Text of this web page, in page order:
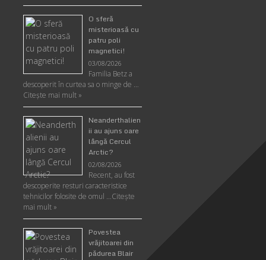
O sferă
misterioasă cu
patru poli
magnetici!
03/08/2026
Familia Betz a
descoperit în curtea sa o minge de …
Citeşte mai mult »
Neanderthalien
ii au ajuns oare
lângă Cercul
Arctic?
02/08/2026
Recent, au fost
descoperite resturi caracteristice
tehnicilor folosite de omul …Citeşte
mai mult »
Povestea
vrăjitoarei din
pădurea Blair